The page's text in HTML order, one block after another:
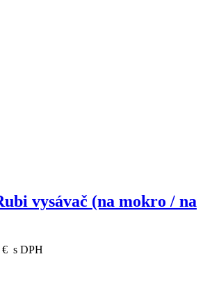
vysávač (na mokro / na
€ s DPH